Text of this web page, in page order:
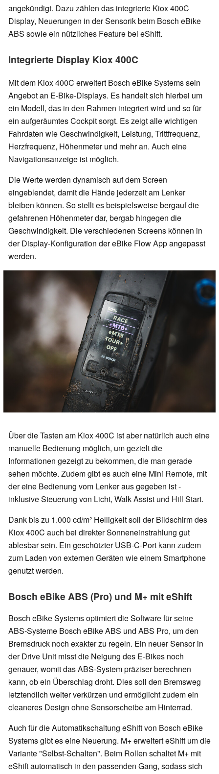
angekündigt. Dazu zählen das integrierte Kiox 400C
Display, Neuerungen in der Sensorik beim Bosch eBike
ABS sowie ein nützliches Feature bei eShift.
Integrierte Display Kiox 400C
Mit dem Kiox 400C erweitert Bosch eBike Systems sein
Angebot an E-Bike-Displays. Es handelt sich hierbei um
ein Modell, das in den Rahmen integriert wird und so für
ein aufgeräumtes Cockpit sorgt. Es zeigt alle wichtigen
Fahrdaten wie Geschwindigkeit, Leistung, Trittfrequenz,
Herzfrequenz, Höhenmeter und mehr an. Auch eine
Navigationsanzeige ist möglich.
Die Werte werden dynamisch auf dem Screen
eingeblendet, damit die Hände jederzeit am Lenker
bleiben können. So stellt es beispielsweise bergauf die
gefahrenen Höhenmeter dar, bergab hingegen die
Geschwindigkeit. Die verschiedenen Screens können in
der Display-Konfiguration der eBike Flow App angepasst
werden.
Über die Tasten am Kiox 400C ist aber natürlich auch eine
manuelle Bedienung möglich, um gezielt die
Informationen gezeigt zu bekommen, die man gerade
sehen möchte. Zudem gibt es auch eine Mini Remote, mit
der eine Bedienung vom Lenker aus gegeben ist -
inklusive Steuerung von Licht, Walk Assist und Hill Start.
Dank bis zu 1.000 cd/m² Helligkeit soll der Bildschirm des
Kiox 400C auch bei direkter Sonneneinstrahlung gut
ablesbar sein. Ein geschützter USB-C-Port kann zudem
zum Laden von externen Geräten wie einem Smartphone
genutzt werden.
Bosch eBike ABS (Pro) und M+ mit eShift
Bosch eBike Systems optimiert die Software für seine
ABS-Systeme Bosch eBike ABS und ABS Pro, um den
Bremsdruck noch exakter zu regeln. Ein neuer Sensor in
der Drive Unit misst die Neigung des E-Bikes noch
genauer, womit das ABS-System präziser berechnen
kann, ob ein Überschlag droht. Dies soll den Bremsweg
letztendlich weiter verkürzen und ermöglicht zudem ein
cleaneres Design ohne Sensorscheibe am Hinterrad.
Auch für die Automatikschaltung eShift von Bosch eBike
Systems gibt es eine Neuerung. M+ erweitert eShift um die
Variante "Selbst-Schalten". Beim Rollen schaltet M+ mit
eShift automatisch in den passenden Gang, sodass sich